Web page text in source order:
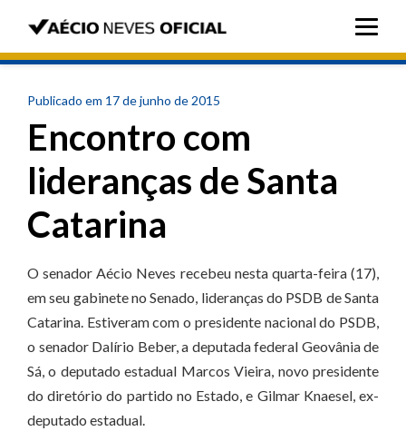
Publicado em 17 de junho de 2015
Encontro com
lideranças de Santa
Catarina
O senador Aécio Neves recebeu nesta quarta-feira (17),
em seu gabinete no Senado, lideranças do PSDB de Santa
Catarina. Estiveram com o presidente nacional do PSDB,
o senador Dalírio Beber, a deputada federal Geovânia de
Sá, o deputado estadual Marcos Vieira, novo presidente
do diretório do partido no Estado, e Gilmar Knaesel, ex-
deputado estadual.